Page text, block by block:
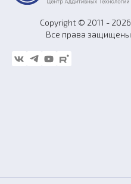
Copyright © 2011 - 2026
Все права защищены